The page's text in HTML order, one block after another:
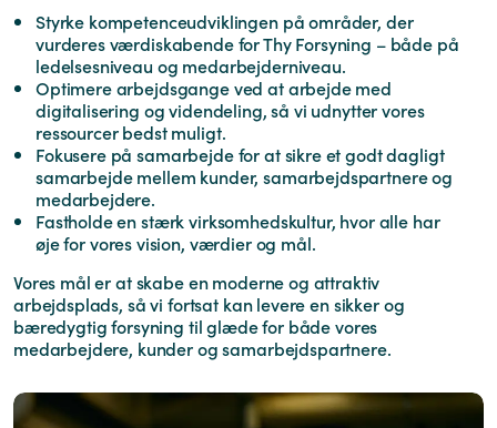
Styrke kompetenceudviklingen på områder, der
vurderes værdiskabende for Thy Forsyning – både på
ledelsesniveau og medarbejderniveau.
Optimere arbejdsgange ved at arbejde med
digitalisering og videndeling, så vi udnytter vores
ressourcer bedst muligt.
Fokusere på samarbejde for at sikre et godt dagligt
samarbejde mellem kunder, samarbejdspartnere og
medarbejdere.
Fastholde en stærk virksomhedskultur, hvor alle har
øje for vores vision, værdier og mål.
Vores mål er at skabe en moderne og attraktiv
arbejdsplads, så vi fortsat kan levere en sikker og
bæredygtig forsyning til glæde for både vores
medarbejdere, kunder og samarbejdspartnere.